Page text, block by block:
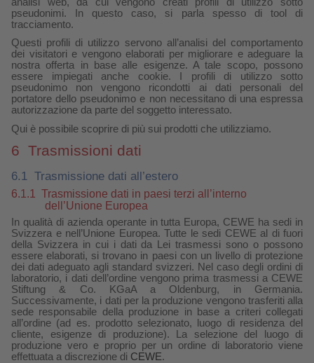
pseudonimi. In questo caso, si parla spesso di tool di
tracciamento.
Questi profili di utilizzo servono all’analisi del comportamento
dei visitatori e vengono elaborati per migliorare e adeguare la
nostra offerta in base alle esigenze. A tale scopo, possono
essere impiegati anche cookie. I profili di utilizzo sotto
pseudonimo non vengono ricondotti ai dati personali del
portatore dello pseudonimo e non necessitano di una espressa
autorizzazione da parte del soggetto interessato.
Qui è possibile scoprire di più sui prodotti che utilizziamo.
6 Trasmissioni dati
6.1 Trasmissione dati all’estero
6.1.1
Trasmissione dati in paesi terzi all’interno
dell’Unione Europea
In qualità di azienda operante in tutta Europa, CEWE ha sedi in
Svizzera e nell’Unione Europea. Tutte le sedi CEWE al di fuori
della Svizzera in cui i dati da Lei trasmessi sono o possono
essere elaborati, si trovano in paesi con un livello di protezione
dei dati adeguato agli standard svizzeri. Nel caso degli ordini di
laboratorio, i dati dell’ordine vengono prima trasmessi a CEWE
Stiftung & Co. KGaA a Oldenburg, in Germania.
Successivamente, i dati per la produzione vengono trasferiti alla
sede responsabile della produzione in base a criteri collegati
all’ordine (ad es. prodotto selezionato, luogo di residenza del
cliente, esigenze di produzione). La selezione del luogo di
produzione vero e proprio per un ordine di laboratorio viene
effettuata a discrezione di CEWE.